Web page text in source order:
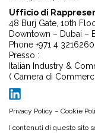
Ufficio di
48 Burj Gate, 10th
Downtown – Dubai –
Phone +971 4 3216260
Presso :
Italian Industry &
( Camera di
Privacy Policy – Cookie
I contenuti di questo sito